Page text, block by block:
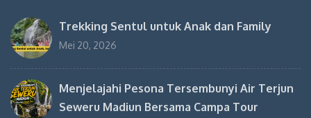
Trekking Sentul untuk Anak dan Family
Mei 20, 2026
Menjelajahi Pesona Tersembunyi Air Terjun
Seweru Madiun Bersama Campa Tour